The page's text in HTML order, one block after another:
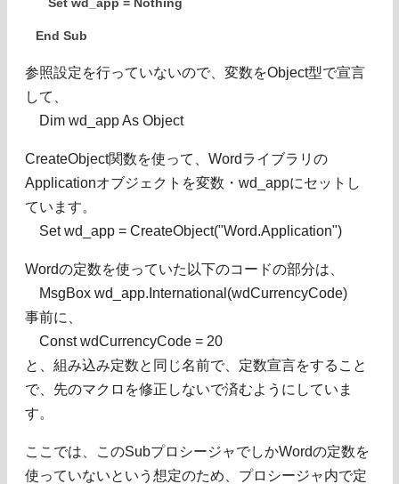
Set wd_app = Nothing
End Sub
参照設定を行っていないので、変数をObject型で宣言
して、
Dim wd_app As Object
CreateObject関数を使って、Wordライブラリの
Applicationオブジェクトを変数・wd_appにセットし
ています。
Set wd_app = CreateObject("Word.Application")
Wordの定数を使っていた以下のコードの部分は、
MsgBox wd_app.International(wdCurrencyCode)
事前に、
Const wdCurrencyCode = 20
と、組み込み定数と同じ名前で、定数宣言をすること
で、先のマクロを修正しないで済むようにしていま
す。
ここでは、このSubプロシージャでしかWordの定数を
使っていないという想定のため、プロシージャ内で定